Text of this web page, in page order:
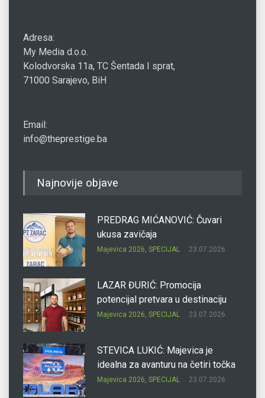
Adresa:
My Media d.o.o.
Kolodvorska 11a, TC Šentada I sprat,
71000 Sarajevo, BiH
Email:
info@theprestige.ba
Najnovije objave
PREDRAG MIĆANOVIĆ: Čuvari
ukusa zavičaja
Majevica 2026, SPECIJAL 23.07.2026.
LAZAR ĐURIĆ: Promocija
potencijal pretvara u destinaciju
Majevica 2026, SPECIJAL 23.07.2026.
STEVICA LUKIĆ: Majevica je
idealna za avanturu na četiri točka
Majevica 2026, SPECIJAL 23.07.2026.